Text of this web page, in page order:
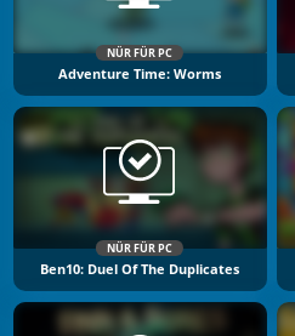
NÜR FÜR PC
Adventure Time: Worms
NÜR FÜR PC
Ben10: Duel Of The Duplicates